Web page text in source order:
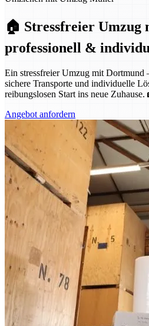
🏠 Stressfreier Umzug
professionell &
Ein stressfreier Umzug mit Dortmund
sichere Transporte und individuelle
reibungslosen Start ins neue Zuhause.
Angebot anfordern